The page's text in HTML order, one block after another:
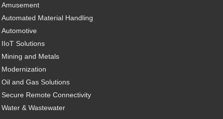
Amusement
Automated Material Handling
Automotive
IIoT Solutions
Mining and Metals
Modernization
Oil and Gas Solutions
Secure Remote Connectivity
Water & Wastewater